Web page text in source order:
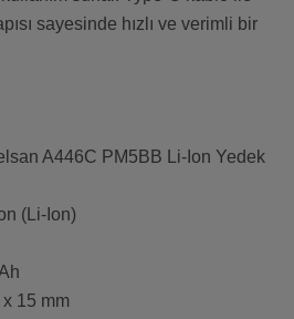
sayesinde hızlı ve verimli bir
A446C PM5BB Li-Ion Yedek
(Li-Ion)
15 mm